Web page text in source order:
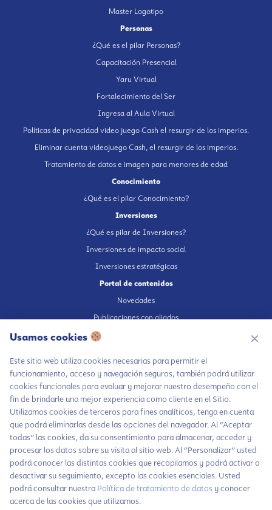
Master Logotipo
Personas
¿Qué es el pilar Personas?
Capacitación Presencial
Yaru Virtual
Fortalecimiento del Ser
Ingresa al Aula Virtual
Políticas de privacidad video juego Cash el resurgir de los imperios.
Eliminar cuenta videojuego Cash, el resurgir de los imperios.
Tratamiento de datos e imagen para menores de edad
Conocimiento
¿Qué es el pilar Conocimiento?
Inversiones
¿Qué es pilar de Inversiones?
Inversiones de impacto social
Inversiones estratégicas
Portal de contenidos
Novedades
Publicaciones con aliados
Fundación en medios
Escúchanos en Spotify
Autorización de tratamiento de datos
Aviso Privacidad
Política tratamiento de datos
Política inversiones responsables y del Pilar Inversiones
Usamos cookies ✕
Este sitio web utiliza cookies necesarias para permitir el
funcionamiento, acceso y navegación seguros, también podrá utilizar
cookies funcionales para evaluar y mejorar nuestro desempeño con el
fin de brindarle una mejor experiencia como cliente en el Sitio.
Utilizamos cookies de terceros para fines analíticos, tenga en cuenta
que podrá eliminarlas desde las opciones del navegador. Al “Aceptar
todas” las cookies, da su consentimiento para almacenar, acceder y
procesar los datos sobre su visita al sitio web. Al “Personalizar” usted
podrá conocer las distintas cookies que recopilamos y podrá activar o
desactivar su seguimiento, excepto las cookies esenciales. Usted
podrá consultar nuestra Política de tratamiento de datos y conocer
acerca de las cookies que utilizamos.